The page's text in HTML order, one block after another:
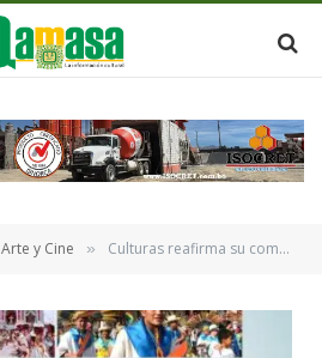
Arte y Cine » Culturas reafirma su compromiso con la preservación del patrimonio cultural inmaterial